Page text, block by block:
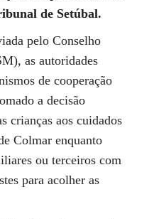
de Setúbal.
pelo Conselho
as autoridades
de cooperação
a decisão
crianças aos cuidados
Colmar enquanto
ou terceiros com
para acolher as